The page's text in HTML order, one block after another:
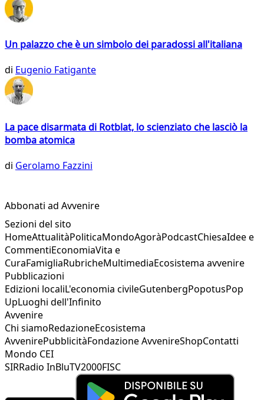
Un palazzo che è un simbolo dei paradossi all'italiana
di Eugenio Fatigante
La pace disarmata di Rotblat, lo scienziato che lasciò la
bomba atomica
di Gerolamo Fazzini
Abbonati ad Avvenire
Sezioni del sito
HomeAttualitàPoliticaMondoAgoràPodcastChiesaIdee e
CommentiEconomiaVita e
CuraFamigliaRubricheMultimediaEcosistema avvenire
Pubblicazioni
Edizioni localiL'economia civileGutenbergPopotusPop
UpLuoghi dell'Infinito
Avvenire
Chi siamoRedazioneEcosistema
AvvenirePubblicitàFondazione AvvenireShopContatti
Mondo CEI
SIRRadio InBluTV2000FISC